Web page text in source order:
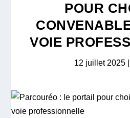
POUR
VOIE
12 juillet 2025